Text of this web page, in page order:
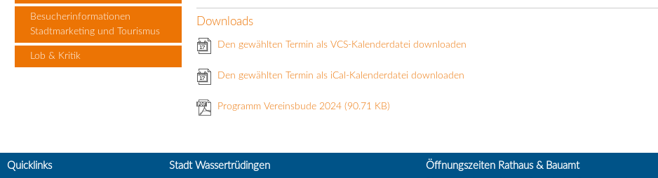
Besucherinformationen
Stadtmarketing und Tourismus
Lob & Kritik
Downloads
Den gewählten Termin als VCS-Kalenderdatei downloaden
Den gewählten Termin als iCal-Kalenderdatei downloaden
Programm Vereinsbude 2024 (90.71 KB)
Quicklinks Stadt Wassertrüdingen Öffnungszeiten Rathaus & Bauamt